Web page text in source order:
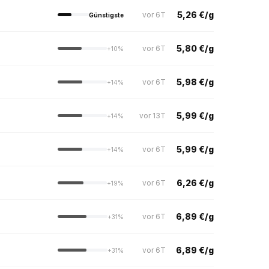
Günstigste vor 6T 5,26 €/g
+10% vor 6T 5,80 €/g
+14% vor 6T 5,98 €/g
+14% vor 13T 5,99 €/g
+14% vor 6T 5,99 €/g
+19% vor 6T 6,26 €/g
+31% vor 6T 6,89 €/g
+31% vor 6T 6,89 €/g